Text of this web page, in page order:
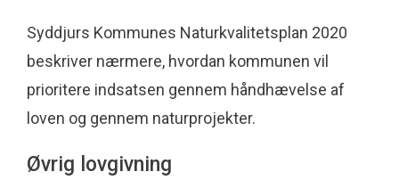
Syddjurs Kommunes Naturkvalitetsplan 2020
beskriver nærmere, hvordan kommunen vil
prioritere indsatsen gennem håndhævelse af
loven og gennem naturprojekter.
Øvrig lovgivning